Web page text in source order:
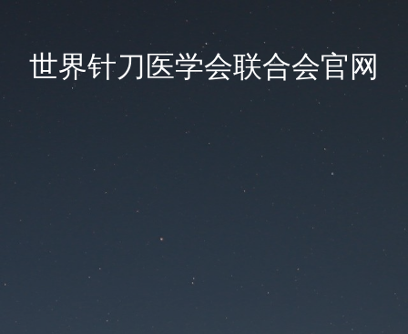
世界针刀医学会联合会官网